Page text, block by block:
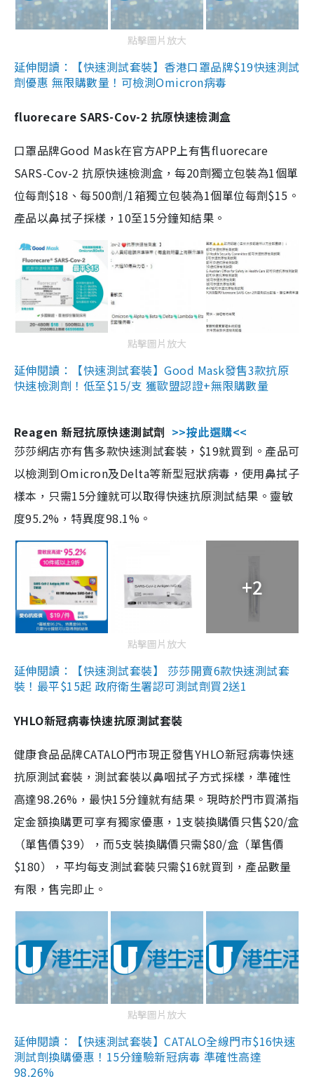
點擊圖片放大
延伸閱讀：【快速測試套裝】香港口罩品牌$19快速測試
劑優惠 無限購數量！可檢測Omicron病毒
fluorecare SARS-Cov-2 抗原快速檢測盒
口罩品牌Good Mask在官方APP上有售fluorecare
SARS-Cov-2 抗原快速檢測盒，每20劑獨立包裝為1個單
位每劑$18、每500劑/1箱獨立包裝為1個單位每劑$15。
產品以鼻拭子採樣，10至15分鐘知結果。
點擊圖片放大
延伸閱讀：【快速測試套裝】Good Mask發售3款抗原
快速檢測劑！低至$15/支 獲歐盟認證+無限購數量
Reagen 新冠抗原快速測試劑 >>按此選購<<
莎莎網店亦有售多款快速測試套裝，$19就買到。產品可
以檢測到Omicron及Delta等新型冠狀病毒，使用鼻拭子
樣本，只需15分鐘就可以取得快速抗原測試結果。靈敏
度95.2%，特異度98.1%。
+2
點擊圖片放大
延伸閱讀：【快速測試套裝】 莎莎開賣6款快速測試套
裝！最平$15起 政府衛生署認可測試劑買2送1
YHLO新冠病毒快速抗原測試套裝
健康食品品牌CATALO門市現正發售YHLO新冠病毒快速
抗原測試套裝，測試套裝以鼻咽拭子方式採樣，準確性
高達98.26%，最快15分鐘就有結果。現時於門市買滿指
定金額換購更可享有獨家優惠，1支裝換購價只售$20/盒
（單售價$39），而5支裝換購價只需$80/盒（單售價
$180），平均每支測試套裝只需$16就買到，產品數量
有限，售完即止。
點擊圖片放大
延伸閱讀：【快速測試套裝】CATALO全線門市$16快速
測試劑換購優惠！15分鐘驗新冠病毒 準確性高達
98.26%